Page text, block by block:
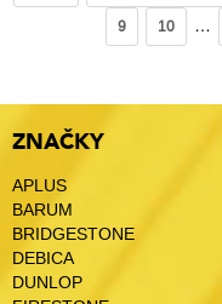
9
10 …
ZNAČKY
APLUS
BARUM
BRIDGESTONE
DEBICA
DUNLOP